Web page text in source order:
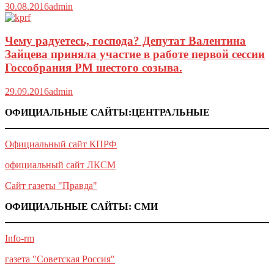
30.08.2016admin
Чему радуетесь, господа? Депутат Валентина
Зайцева приняла участие в работе первой сессии
Госсобрания РМ шестого созыва.
29.09.2016admin
ОФИЦИАЛЬНЫЕ САЙТЫ:ЦЕНТРАЛЬНЫЕ
Официальный сайт КПРФ
официальный сайт ЛКСМ
Сайт газеты "Правда"
ОФИЦИАЛЬНЫЕ САЙТЫ: СМИ
Info-rm
газета "Советская Россия"